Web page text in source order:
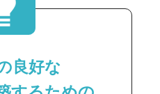
良好な